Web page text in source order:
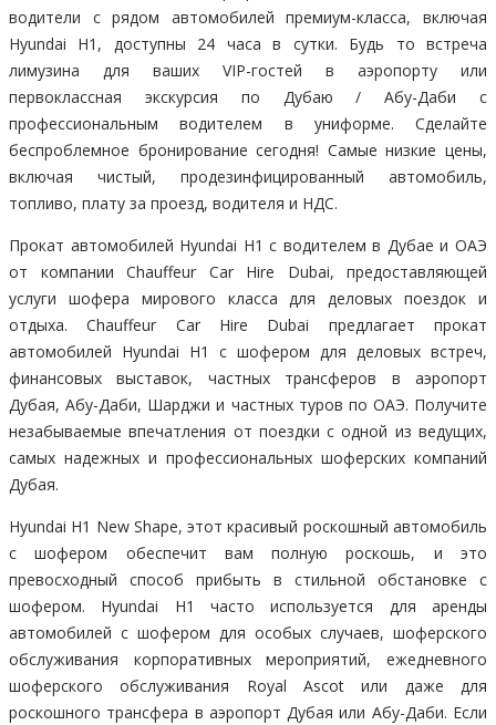
водители с рядом автомобилей премиум-класса, включая
Hyundai H1, доступны 24 часа в сутки. Будь то встреча
лимузина для ваших VIP-гостей в аэропорту или
первоклассная экскурсия по Дубаю / Абу-Даби с
профессиональным водителем в униформе. Сделайте
беспроблемное бронирование сегодня! Самые низкие цены,
включая чистый, продезинфицированный автомобиль,
топливо, плату за проезд, водителя и НДС.
Прокат автомобилей Hyundai H1 с водителем в Дубае и ОАЭ
от компании Chauffeur Car Hire Dubai, предоставляющей
услуги шофера мирового класса для деловых поездок и
отдыха. Chauffeur Car Hire Dubai предлагает прокат
автомобилей Hyundai H1 с шофером для деловых встреч,
финансовых выставок, частных трансферов в аэропорт
Дубая, Абу-Даби, Шарджи и частных туров по ОАЭ. Получите
незабываемые впечатления от поездки с одной из ведущих,
самых надежных и профессиональных шоферских компаний
Дубая.
Hyundai H1 New Shape, этот красивый роскошный автомобиль
с шофером обеспечит вам полную роскошь, и это
превосходный способ прибыть в стильной обстановке с
шофером. Hyundai H1 часто используется для аренды
автомобилей с шофером для особых случаев, шоферского
обслуживания корпоративных мероприятий, ежедневного
шоферского обслуживания Royal Ascot или даже для
роскошного трансфера в аэропорт Дубая или Абу-Даби. Если